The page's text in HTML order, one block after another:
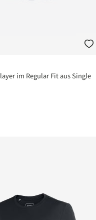
im Regular Fit aus Single